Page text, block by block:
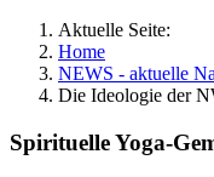
Aktuelle Seite:
Home
NEWS - aktuelle
Die Ideologie der
Spirituelle Yoga-